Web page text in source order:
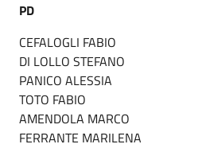
PD
CEFALOGLI FABIO
DI LOLLO STEFANO
PANICO ALESSIA
TOTO FABIO
AMENDOLA MARCO
FERRANTE MARILENA